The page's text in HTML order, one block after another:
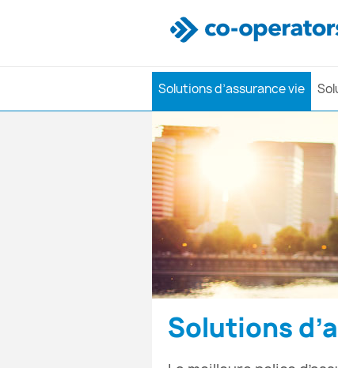
Solutions d’assurance vie
Solutions